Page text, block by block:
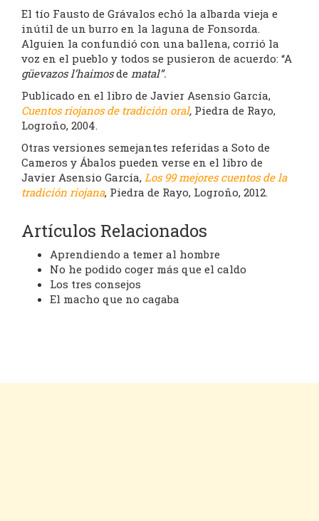
El tío Fausto de Grávalos echó la albarda vieja e
inútil de un burro en la laguna de Fonsorda.
Alguien la confundió con una ballena, corrió la
voz en el pueblo y todos se pusieron de acuerdo: “A
güevazos l’haimosde matal”.
Publicado en el libro de Javier Asensio García,
Cuentos riojanos de tradición oral, Piedra de Rayo,
Logroño, 2004.
Otras versiones semejantes referidas a Soto de
Cameros y Ábalos pueden verse en el libro de
Javier Asensio García, Los 99 mejores cuentos de la
tradición riojana, Piedra de Rayo, Logroño, 2012.
Artículos Relacionados
Aprendiendo a temer al hombre
No he podido coger más que el caldo
Los tres consejos
El macho que no cagaba